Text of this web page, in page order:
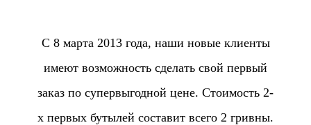
С 8 марта 2013 года, наши новые клиенты
имеют возможность сделать свой первый
заказ по супервыгодной цене. Стоимость 2-
х первых бутылей составит всего 2 гривны.